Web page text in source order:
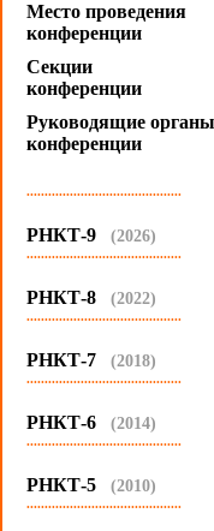
Место проведения
конференции
Секции
конференции
Руководящие органы
конференции
...........................................
РНКТ-9 (2026)
...........................................
РНКТ-8 (2022)
...........................................
РНКТ-7 (2018)
...........................................
РНКТ-6 (2014)
...........................................
РНКТ-5 (2010)
...........................................